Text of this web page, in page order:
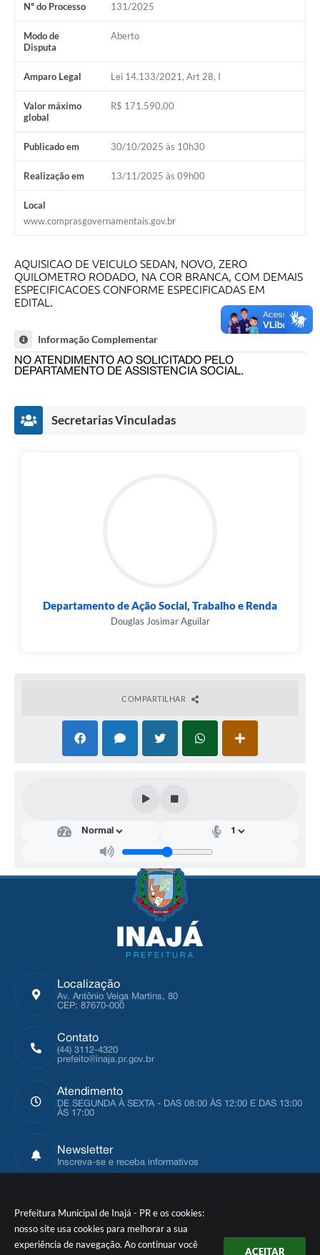
Prefeitura Municipal de Inajá - PR e os cookies:
nosso site usa cookies para melhorar a sua
experiência de navegação. Ao continuar você
ACEITAR
Nº do Processo 131/2025
Modo de
Disputa
Aberto
Amparo Legal Lei 14.133/2021, Art 28, I
Valor máximo
global
R$ 171.590,00
Publicado em 30/10/2025 às 10h30
Realização em 13/11/2025 às 09h00
Local
www.comprasgovernamentais.gov.br
AQUISICAO DE VEICULO SEDAN, NOVO, ZERO
QUILOMETRO RODADO, NA COR BRANCA, COM DEMAIS
ESPECIFICACOES CONFORME ESPECIFICADAS EM
EDITAL.
Informação Complementar
NO ATENDIMENTO AO SOLICITADO PELO
DEPARTAMENTO DE ASSISTENCIA SOCIAL.
Secretarias Vinculadas
Departamento de Ação Social, Trabalho e Renda
Douglas Josimar Aguilar
COMPARTILHAR
Localização
Av. Antônio Veiga Martins, 80
CEP: 87670-000
Contato
(44) 3112-4320
prefeito@inaja.pr.gov.br
Atendimento
DE SEGUNDA À SEXTA - DAS 08:00 ÀS 12:00 E DAS 13:00
ÀS 17:00
Newsletter
Inscreva-se e receba informativos
Dados Abertos